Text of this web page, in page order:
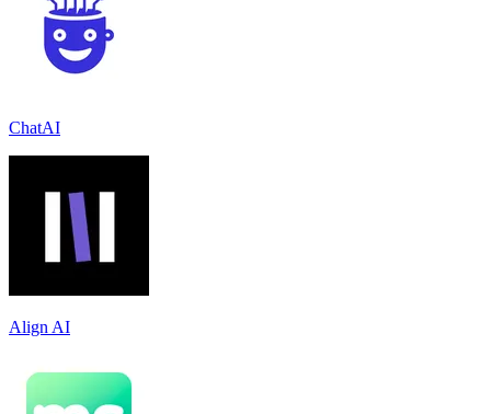
ChatAI
Align AI